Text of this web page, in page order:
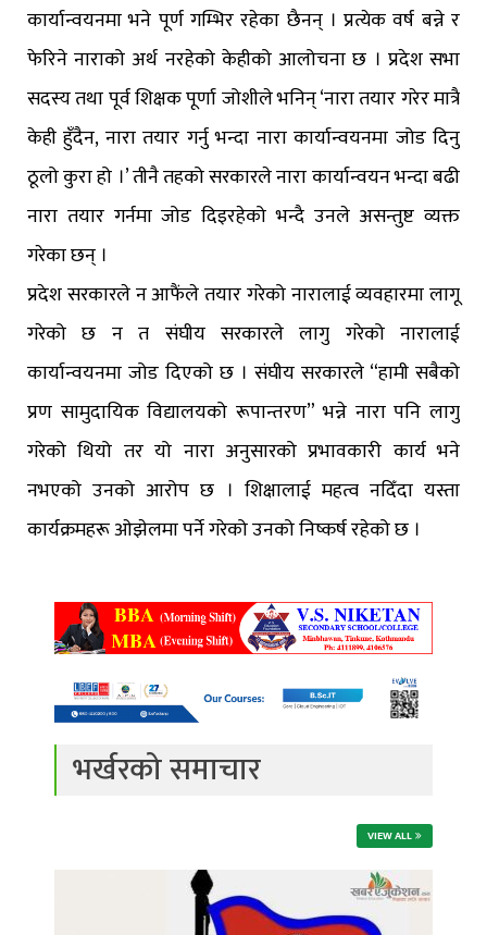
कार्यान्वयनमा भने पूर्ण गम्भिर रहेका छैनन् । प्रत्येक वर्ष बन्ने र
फेरिने नाराको अर्थ नरहेको केहीको आलोचना छ । प्रदेश सभा
सदस्य तथा पूर्व शिक्षक पूर्णा जोशीले भनिन् ‘नारा तयार गरेर मात्रै
केही हुँदैन, नारा तयार गर्नु भन्दा नारा कार्यान्वयनमा जोड दिनु
ठूलो कुरा हो ।’ तीनै तहको सरकारले नारा कार्यान्वयन भन्दा बढी
नारा तयार गर्नमा जोड दिइरहेको भन्दै उनले असन्तुष्ट व्यक्त
गरेका छन् ।
प्रदेश सरकारले न आफैंले तयार गरेको नारालाई व्यवहारमा लागू
गरेको छ न त संघीय सरकारले लागु गरेको नारालाई
कार्यान्वयनमा जोड दिएको छ । संघीय सरकारले “हामी सबैको
प्रण सामुदायिक विद्यालयको रूपान्तरण” भन्ने नारा पनि लागु
गरेको थियो तर यो नारा अनुसारको प्रभावकारी कार्य भने
नभएको उनको आरोप छ । शिक्षालाई महत्व नदिँदा यस्ता
कार्यक्रमहरू ओझेलमा पर्ने गरेको उनको निष्कर्ष रहेको छ ।
भर्खरको समाचार
VIEW ALL